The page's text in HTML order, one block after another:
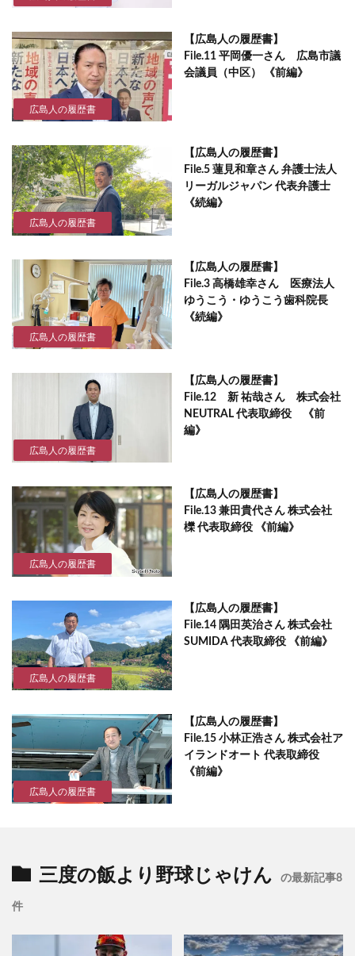
広島人の履歴書
【広島人の履歴書】
File.11 平岡優一さん 広島市議
会議員（中区） 《前編》
広島人の履歴書
【広島人の履歴書】
File.5 蓮見和章さん 弁護士法人
リーガルジャパン 代表弁護士
《続編》
広島人の履歴書
【広島人の履歴書】
File.3 高橋雄幸さん 医療法人
ゆうこう・ゆうこう歯科院長
《続編》
広島人の履歴書
【広島人の履歴書】
File.12 新 祐哉さん 株式会社
NEUTRAL 代表取締役 《前
編》
広島人の履歴書
【広島人の履歴書】
File.13 兼田貴代さん 株式会社
櫟 代表取締役 《前編》
広島人の履歴書
【広島人の履歴書】
File.14 隅田英治さん 株式会社
SUMIDA 代表取締役 《前編》
広島人の履歴書
【広島人の履歴書】
File.15 小林正浩さん 株式会社ア
イランドオート 代表取締役
《前編》
三度の飯より野球じゃけん の最新記事8
件